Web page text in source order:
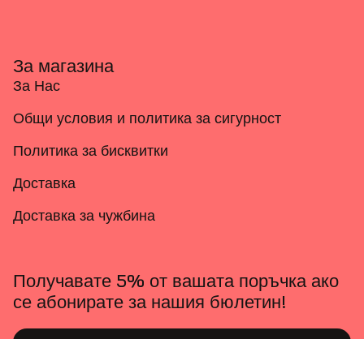
За магазина
За Нас
Общи условия и политика за сигурност
Политика за бисквитки
Доставка
Доставка за чужбина
Получавате 5% от вашата поръчка ако
се абонирате за нашия бюлетин!